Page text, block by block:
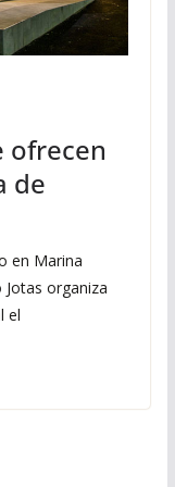
ofrecen
de
en Marina
organiza
el